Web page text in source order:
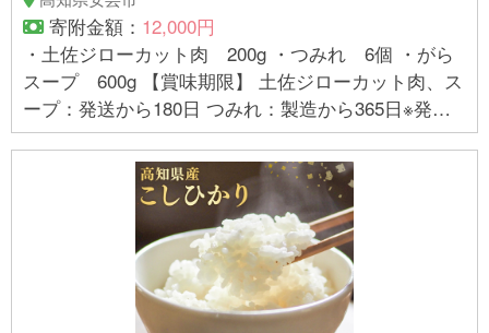
寄附金額： 12,000円
・土佐ジローカット肉 200g ・つみれ 6個 ・がら
スープ 600g 【賞味期限】 土佐ジローカット肉、ス
ープ：発送から180日 つみれ：製造から365日※発送
時点で消費期限まで残り3ヶ月以上を保証 ※要冷凍